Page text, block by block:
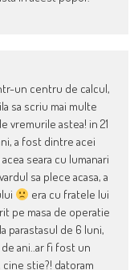
un centru de calcul,
sa scriu mai multe
vremurile astea! in 21
a fost dintre acei
seara cu lumanari
sa plece acasa, a
era cu fratele lui
pe masa de operatie
parastasul de 6 luni,
ani..ar fi fost un
stie?! datoram